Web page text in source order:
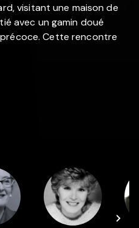
visitant une maison de
avec un gamin doué
Cette rencontre